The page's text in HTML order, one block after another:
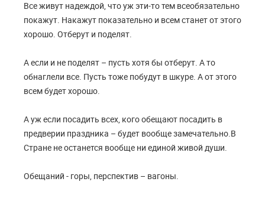
Все живут надеждой, что уж эти-то тем всеобязательно
покажут. Накажут показательно и всем станет от этого
хорошо. Отберут и поделят.
А если и не поделят – пусть хотя бы отберут. А то
обнаглели все. Пусть тоже побудут в шкуре. А от этого
всем будет хорошо.
А уж если посадить всех, кого обещают посадить в
предверии праздника – будет вообще замечательно.В
Стране не останется вообще ни единой живой души.
Обещаний - горы, перспектив – вагоны.